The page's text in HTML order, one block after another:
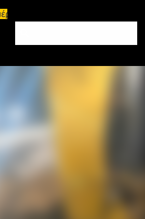
91τ.μ Ζητούνται